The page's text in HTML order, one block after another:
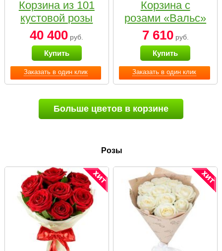
Заказать в один клик
Корзина из 101
кустовой розы
нежных тонов
40 400 руб.
Купить
Заказать в один клик
Корзина с
розами «Вальс»
7 610руб.
Купить
Больше цветов в корзине
Розы